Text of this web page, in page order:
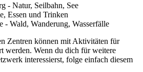
- Natur, Seilbahn, See
Essen und Trinken
- Wald, Wanderung, Wasserfälle
Zentren können mit Aktivitäten für
werden. Wenn du dich für weitere
interessierst, folge einfach diesem